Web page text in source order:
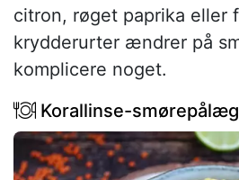
citron, røget paprika eller
krydderurter ændrer på
komplicere noget.
Korallinse-smørepålæg